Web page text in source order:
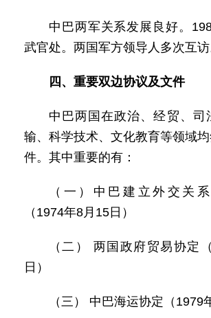
中巴两军关系发展良好。
武官处。两国军方领导人多次互访
四、重要双边协议及文件
中巴两国在政治、经贸、司
输、科学技术、文化教育等领域
件。其中重要的有：
（一）中巴建立外交关
（1974年8月15日）
（二） 两国政府贸易协定
日）
（三） 中巴海运协定（1979